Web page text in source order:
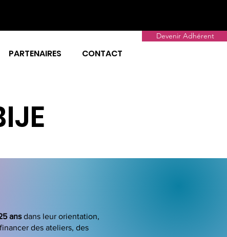
Devenir Adhérent
PARTENAIRES CONTACT
ansdans leur orientation,
des ateliers, des